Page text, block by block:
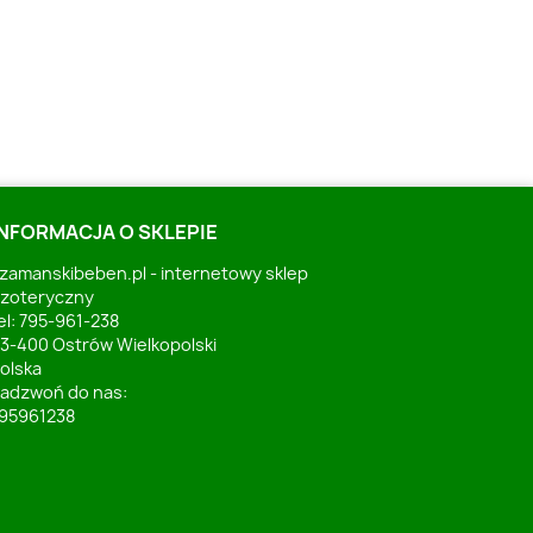
O SKLEPIE
- internetowy sklep
795-961-238
400 Ostrów Wielkopolski
do nas: